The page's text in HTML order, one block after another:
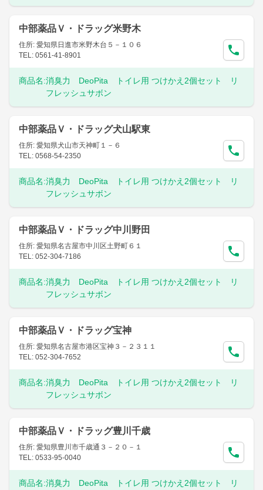
中部薬品Ｖ・ドラッグ米野木
住所: 愛知県日進市米野木台５－１０６
TEL: 0561-41-8901
商品名:消臭力 DeoPita トイレ用 つけかえ2個セット リ
フレッシュサボン
中部薬品Ｖ・ドラッグ犬山駅東
住所: 愛知県犬山市天神町１－６
TEL: 0568-54-2350
商品名:消臭力 DeoPita トイレ用 つけかえ2個セット リ
フレッシュサボン
中部薬品Ｖ・ドラッグ中川野田
住所: 愛知県名古屋市中川区土野町６１
TEL: 052-304-7186
商品名:消臭力 DeoPita トイレ用 つけかえ2個セット リ
フレッシュサボン
中部薬品Ｖ・ドラッグ宝神
住所: 愛知県名古屋市港区宝神３－２３１１
TEL: 052-304-7652
商品名:消臭力 DeoPita トイレ用 つけかえ2個セット リ
フレッシュサボン
中部薬品Ｖ・ドラッグ豊川千歳
住所: 愛知県豊川市千歳通３－２０－１
TEL: 0533-95-0040
商品名:消臭力 DeoPita トイレ用 つけかえ2個セット リ